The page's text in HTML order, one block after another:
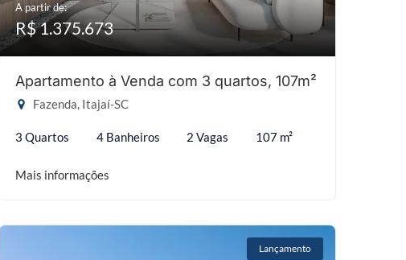
A partir de:
R$ 1.375.673
Apartamento à Venda com 3 quartos, 107m²
Fazenda, Itajaí-SC
3 Quartos 4 Banheiros 2 Vagas 107 m²
Mais informações
Lançamento